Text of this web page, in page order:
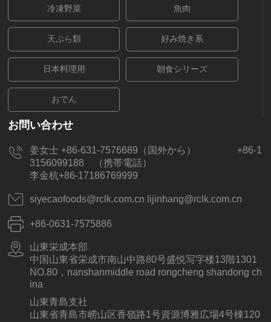
冷凍野菜 魚肉
天ぷら類 好み焼き系
日本料理用 朝食シリーズ
おでん
お問い合わせ
姜女士 +86-631-7576689（国外から） +86-1
3156099188 （携帯電話）
李金杭+86-17186769999
siyecaofoods@rclk.com.cn lijinhang@rclk.com.cn
+86-0631-7575886
山東栄成本部
中国山東省栄成市南山中路80号盛悦写字楼13階1301
NO.80，nanshanmiddle road rongcheng shandong ch
ina
山東青島支社
山東省青島市崂山区香嶺路1号資源博雅広場4号棟120